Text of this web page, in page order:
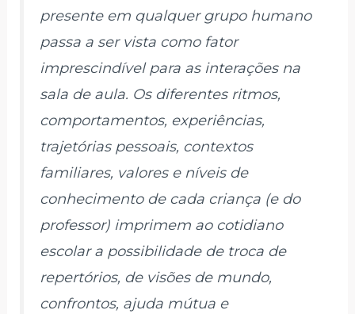
presente em qualquer grupo humano
passa a ser vista como fator
imprescindível para as interações na
sala de aula. Os diferentes ritmos,
comportamentos, experiências,
trajetórias pessoais, contextos
familiares, valores e níveis de
conhecimento de cada criança (e do
professor) imprimem ao cotidiano
escolar a possibilidade de troca de
repertórios, de visões de mundo,
confrontos, ajuda mútua e